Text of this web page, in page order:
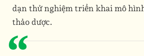
dạn thử nghiệm triển khai mô
thảo dược.